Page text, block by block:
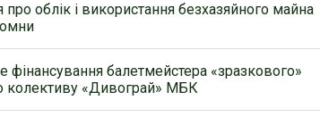
облік і використання безхазяйного майна
балетмейстера «зразкового»
колективу «Дивограй» МБК